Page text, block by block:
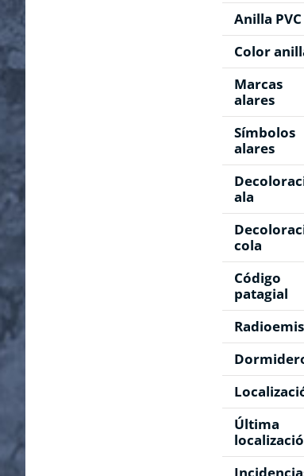
Anilla PVC
Color
Marcas
alares
Símbolos
alares
ala
cola
Código
patagial
Última